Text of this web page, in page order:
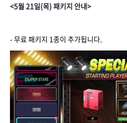
<5월 21일(목) 패키지 안내>
- 무료 패키지 1종이 추가됩니다.